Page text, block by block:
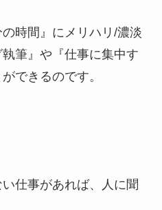
の時間』にメリハリ/濃淡
筆』や『仕事に集中す
できるのです。
仕事があれば、人に聞